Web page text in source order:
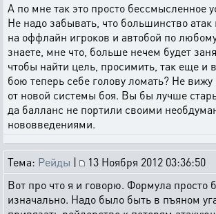
А по мне так это просто бессмысленное
Не надо забывать, что большинство атак
на оффлайн игроков и автобой по
знаете, мне что, больше нечем будет
чтобы найти цель, просимить, так еще и
бою теперь себе голову ломать? Не
от новой системы боя. Вы бы лучше
да балланс не портили своими
нововведениями.
Тема: Рейды | 13 Ноября 2012 03:36:50
Вот про что я и говорю. Формула просто
изначально. Надо было быть в пъяном